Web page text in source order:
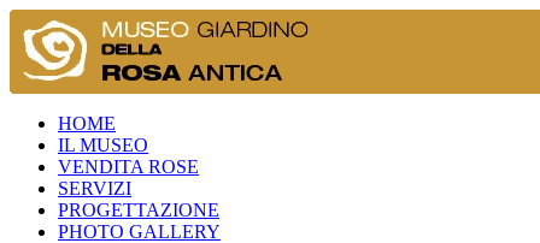
HOME
IL MUSEO
VENDITA ROSE
SERVIZI
PROGETTAZIONE
PHOTO GALLERY